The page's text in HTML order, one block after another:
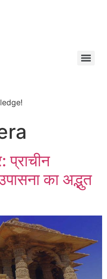
प्राचीन
का अद्भुत